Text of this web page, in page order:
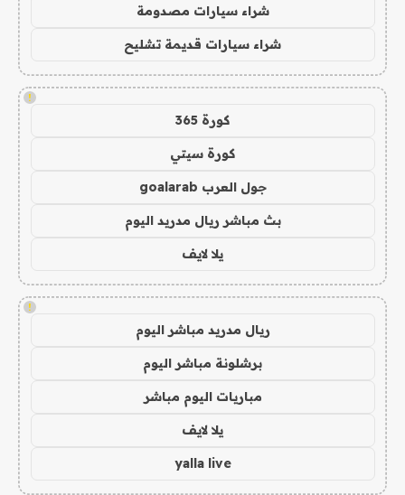
شراء سيارات مصدومة
شراء سيارات قديمة تشليح
!
كورة 365
كورة سيتي
جول العرب goalarab
بث مباشر ريال مدريد اليوم
يلا لايف
!
ريال مدريد مباشر اليوم
برشلونة مباشر اليوم
مباريات اليوم مباشر
يلا لايف
yalla live